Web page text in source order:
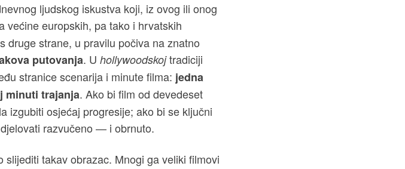
ljudskog iskustva koji, iz ovog ili onog
većine europskih, pa tako i hrvatskih
druge strane, u pravilu počiva na znatno
putovanja. U hollywoodskojtradiciji
stranice scenarija i minute filma: jedna
minuti trajanja. Ako bi film od devedeset
izgubiti osjećaj progresije; ako bi se ključni
razvučeno — i obrnuto.
takav obrazac. Mnogi ga veliki filmovi